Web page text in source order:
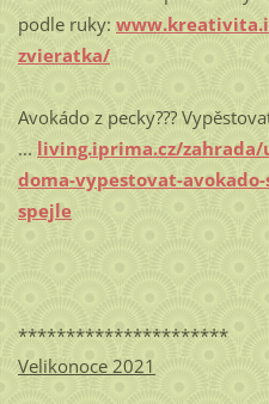
podle ruky:
zvieratka/
Avokádo z pecky???
... living.iprima.cz/
doma-vypestovat-
spejle
**********************
Velikonoce 2021